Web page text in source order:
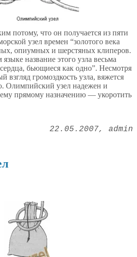
потому, что он получается из пяти
узел времен “золотого века
опиумных и шерстяных клиперов.
название этого узла весьма
бьющиеся как одно”. Несмотря
громоздкость узла, вяжется
Олимпийский узел надежен и
прямому назначению — укоротить
22.05.2007 admin